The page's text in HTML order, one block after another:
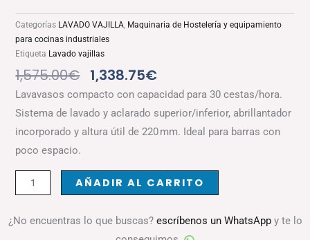
Categorías LAVADO VAJILLA Maquinaria de Hostelería y equipamiento
para cocinas industriales
Etiqueta Lavado vajillas
1,575.00€ El
Precio
Original
Era:
1,575.00€.
1,338.75€El
Precio
Actual
Es:
1,338.75€.
Lavavasos compacto con capacidad para 30 cestas/hora.
Sistema de lavado y aclarado superior/inferior, abrillantador
incorporado y altura útil de 220 mm. Ideal para barras con
poco espacio.
LAVAVASOS
GE-
350
AÑADIR AL CARRITO
¿No encuentras lo que buscas? escríbenos un WhatsAppy te lo